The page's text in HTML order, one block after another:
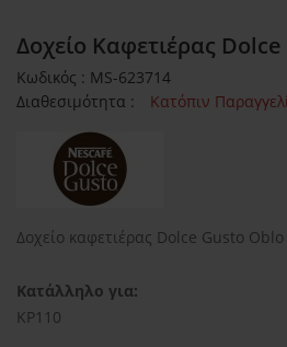
Δοχείο Καφετιέρας
Κωδικός : MS-623714
Διαθεσιμότητα :
Κατόπιν
Δοχείο καφετιέρας Dolce Gusto Oblo
Κατάλληλο για:
KP110